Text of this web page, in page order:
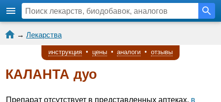
→ Лекарства
инструкция • цены • аналоги • отзывы
КАЛАНТА дуо
Препарат отсутствует в представленных аптеках, в